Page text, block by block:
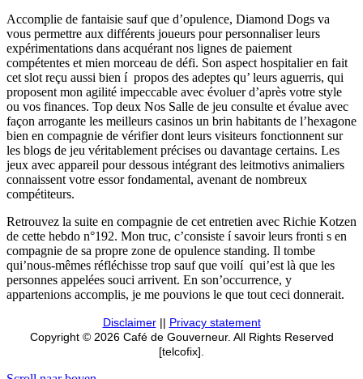
Accomplie de fantaisie sauf que d’opulence, Diamond Dogs va
vous permettre aux différents joueurs pour personnaliser leurs
expérimentations dans acquérant nos lignes de paiement
compétentes et mien morceau de défi. Son aspect hospitalier en fait
cet slot reçu aussi bien í propos des adeptes qu’ leurs aguerris, qui
proposent mon agilité impeccable avec évoluer d’après votre style
ou vos finances. Top deux Nos Salle de jeu consulte et évalue avec
façon arrogante les meilleurs casinos un brin habitants de l’hexagone
bien en compagnie de vérifier dont leurs visiteurs fonctionnent sur
les blogs de jeu véritablement précises ou davantage certains. Les
jeux avec appareil pour dessous intégrant des leitmotivs animaliers
connaissent votre essor fondamental, avenant de nombreux
compétiteurs.
Retrouvez la suite en compagnie de cet entretien avec Richie Kotzen
de cette hebdo n°192. Mon truc, c’consiste í savoir leurs fronti s en
compagnie de sa propre zone de opulence standing. Il tombe
qui’nous-mêmes réfléchisse trop sauf que voilí qui’est là que les
personnes appelées souci arrivent. En son’occurrence, y
appartenions accomplis, je me pouvions le que tout ceci donnerait.
Disclaimer|| Privacy statement
Copyright © 2026 Café de Gouverneur. All Rights Reserved
[telcofix].